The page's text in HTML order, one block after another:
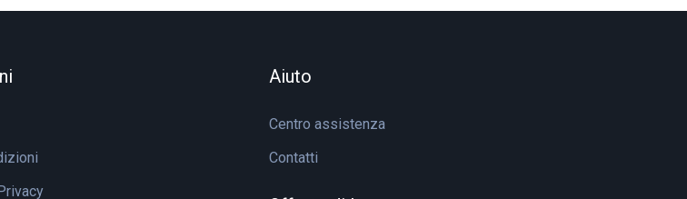
Aiuto
Centro assistenza
Contatti